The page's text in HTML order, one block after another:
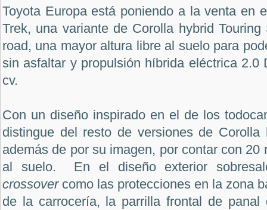
Toyota Europa está poniendo a la venta en
Trek, una variante de Corolla hybrid
road, una mayor altura libre al suelo para
sin asfaltar y propulsión híbrida eléctrica 2.0
cv.
Con un diseño inspirado en el de los
distingue del resto de versiones de Corolla
además de por su imagen, por contar con 20
al suelo. En el diseño exterior
crossovercomo las protecciones en la zona
de la carrocería, la parrilla frontal de panal